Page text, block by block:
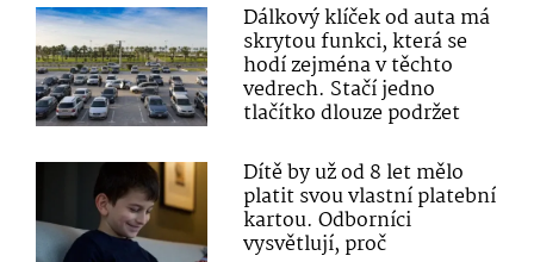
Dálkový klíček od auta má
skrytou funkci, která se
hodí zejména v těchto
vedrech. Stačí jedno
tlačítko dlouze podržet
Dítě by už od 8 let mělo
platit svou vlastní platební
kartou. Odborníci
vysvětlují, proč